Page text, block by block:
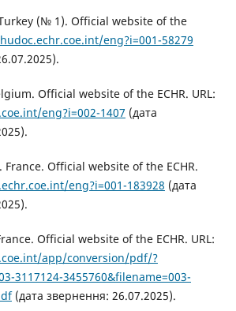
(№ 1). Оfficial website of the
eng?i=001-58279
Оfficial website of the ECHR. URL:
eng?i=002-1407 (дата
France. Оfficial website of the ECHR.
eng?i=001-183928 (дата
Оfficial website of the ECHR. URL:
app/conversion/pdf/?
3117124-3455760&filename=003-
(дата звернення: 26.07.2025).